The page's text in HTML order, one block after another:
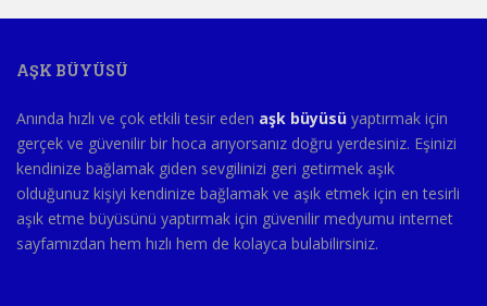
AŞK BÜYÜSÜ
Anında hızlı ve çok etkili tesir eden aşk büyüsü yaptırmak için
gerçek ve güvenilir bir hoca arıyorsanız doğru yerdesiniz. Eşinizi
kendinize bağlamak giden sevgilinizi geri getirmek aşık
olduğunuz kişiyi kendinize bağlamak ve aşık etmek için en tesirli
aşık etme büyüsünü yaptırmak için güvenilir medyumu internet
sayfamızdan hem hızlı hem de kolayca bulabilirsiniz.